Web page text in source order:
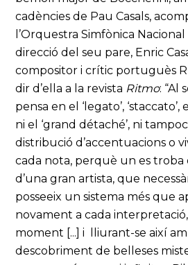
cadències de Pau Casals,
l’Orquestra Simfònica Nacional
direcció del seu pare, Enric
compositor i crític portuguès
dir d’ella a la revista Ritmo: “Al
pensa en el ‘legato’, ‘staccato’,
ni el ‘grand détaché’, ni
distribució d’accentuacions o
cada nota, perquè un es troba
d’una gran artista, que
posseeix un sistema més que
novament a cada
moment [...] i lliurant-se així
descobriment de belleses